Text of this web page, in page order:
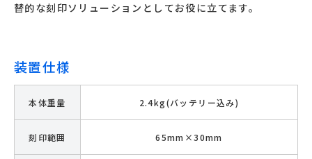
替的な刻印ソリューションとしてお役に立てます。
装置仕様
本体重量 2.4kg(バッテリー込み)
刻印範囲 65mm×30mm